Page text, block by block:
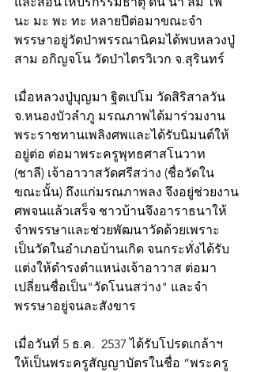
นะ มะ พะ ทะ หลายปีต่อมาขณะจำ
พรรษาอยู่วัดป่าพรรณานิคมได้พบหลวงปู่
สาม อกิญจโน วัดป่าไตรวิเวก จ.สุรินทร์
เมื่อหลวงปู่บุญมา ฐิตเปโม วัดสิริสาลวัน
จ.หนองบัวลำภู มรณภาพได้มาร่วมงาน
พระราชทานเพลิงศพและได้รับนิมนต์ให้
อยู่ต่อ ต่อมาพระครูพุทธศาสโนวาท
(ชาลี) เจ้าอาวาสวัดศรีสว่าง (ชื่อวัดใน
ขณะนั้น) ถึงแก่มรณภาพลง จึงอยู่ช่วยงาน
ศพจนแล้วเสร็จ ชาวบ้านจึงอาราธนาให้
จำพรรษาและช่วยพัฒนาวัดด้วยเพราะ
เป็นวัดในอำเภอบ้านเกิด จนกระทั่งได้รับ
แต่งให้ดำรงตำแหน่งเจ้าอาวาส ต่อมา
เปลี่ยนชื่อเป็น"วัดโนนสว่าง" และจำ
พรรษาอยู่จนละสังขาร
เมื่อวันที่ 5 ธ.ค.  2537 ได้รับโปรดเกล้าฯ
ให้เป็นพระครูสัญญาบัตรในชื่อ “พระครู